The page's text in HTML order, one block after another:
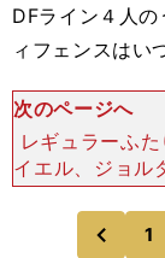
DFライン４人
ィフェンスはい
次のページへ
レギュラーふ
イエル、ジョル
備は明らかにバ
て簡単にスペ
前
1